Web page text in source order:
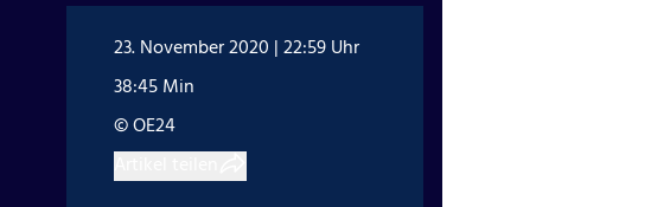
23. November 2020 | 22:59 Uhr
38:45 Min
© OE24